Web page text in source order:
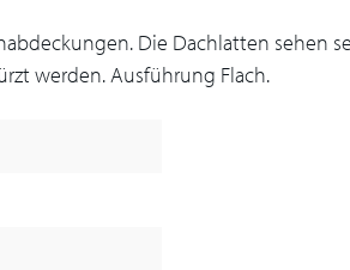
Die Dachlatten sehen
werden. Ausführung Flach.